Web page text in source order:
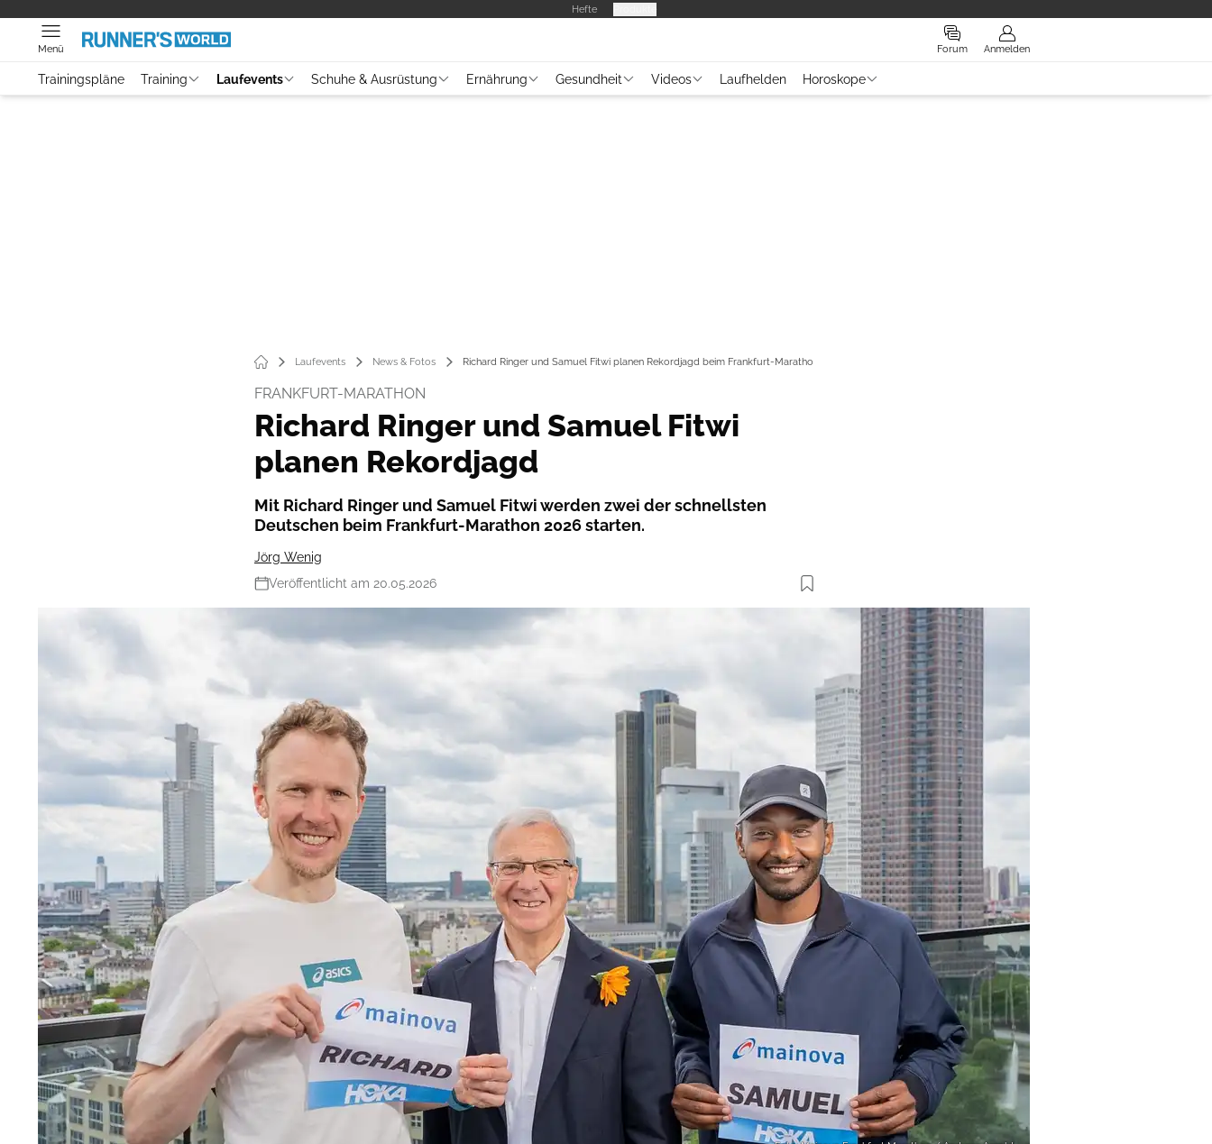
Hefte
Forum Anmelden
Menü
Trainingspläne Training Laufevents Schuhe & Ausrüstung Ernährung Gesundheit Videos Laufhelden Horoskope
Laufevents News & Fotos Richard Ringer und Samuel Fitwi planen Rekordjagd beim Frankfurt-Marathon
FRANKFURT-MARATHON
Richard Ringer und Samuel Fitwi
planen Rekordjagd
Mit Richard Ringer und Samuel Fitwi werden zwei der schnellsten
Deutschen beim Frankfurt-Marathon 2026 starten.
Jörg Wenig
Veröffentlicht am 20.05.2026